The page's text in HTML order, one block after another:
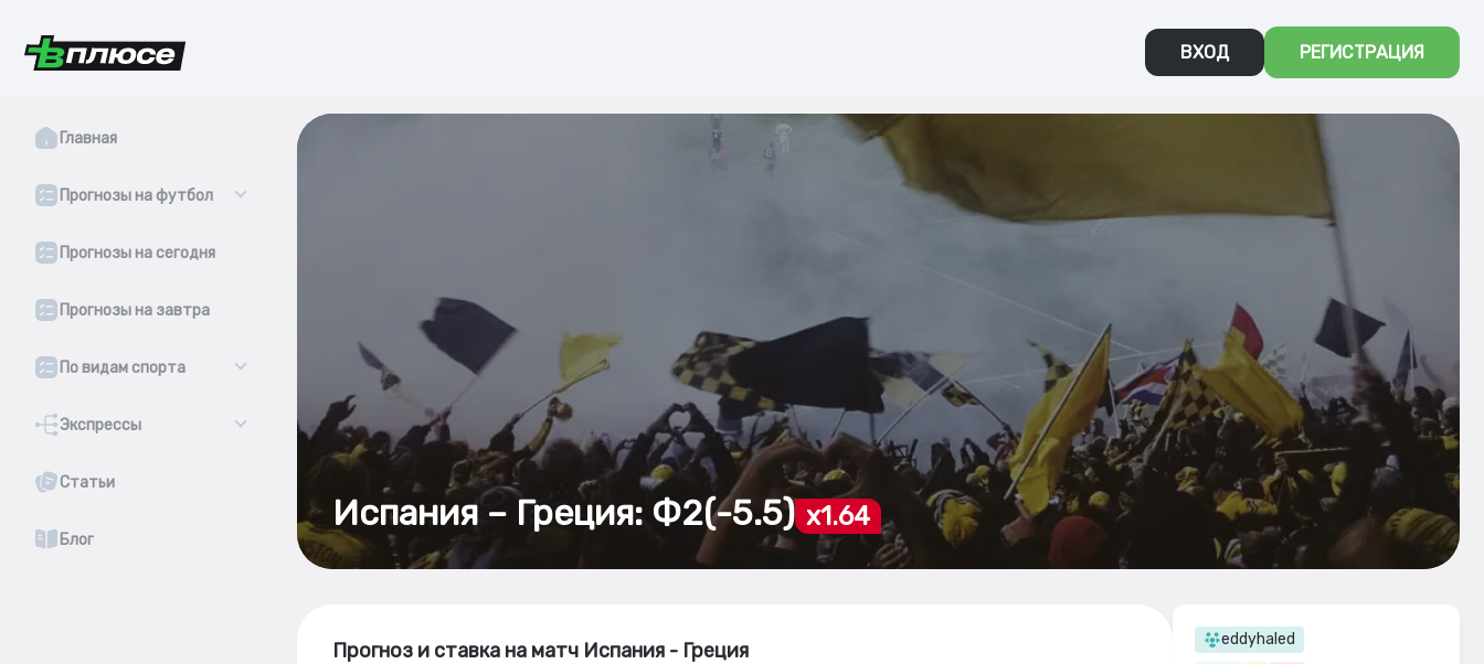
ВХОД РЕГИСТРАЦИЯ
Главная
Прогнозы на футбол
Прогнозы на сегодня
Прогнозы на завтра
По видам спорта
Экспрессы
Статьи
Блог
Испания – Греция: Ф2(-5.5) x1.64
Прогноз и ставка на матч Испания - Греция
eddyhaled